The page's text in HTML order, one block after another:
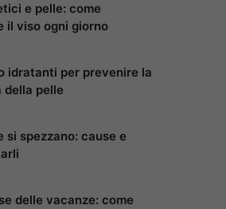
e pelle: come
il viso ogni giorno
idratanti per prevenire la
della pelle
si spezzano: cause e
delle vacanze: come